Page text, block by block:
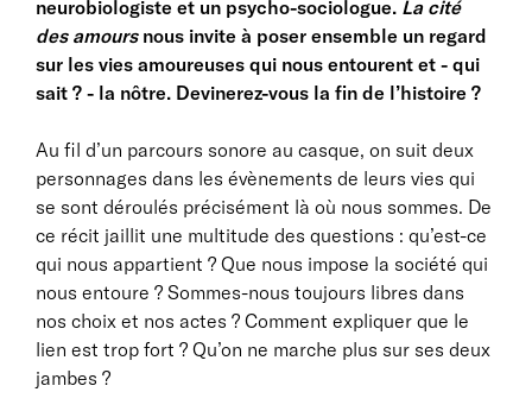
neurobiologiste et un psycho-sociologue. La cité
des amoursnous invite à poser ensemble un regard
sur les vies amoureuses qui nous entourent et - qui
sait ? - la nôtre. Devinerez-vous la fin de l’histoire ?
Au fil d’un parcours sonore au casque, on suit deux
personnages dans les évènements de leurs vies qui
se sont déroulés précisément là où nous sommes. De
ce récit jaillit une multitude des questions : qu’est-ce
qui nous appartient ? Que nous impose la société qui
nous entoure ? Sommes-nous toujours libres dans
nos choix et nos actes ? Comment expliquer que le
lien est trop fort ? Qu’on ne marche plus sur ses deux
jambes ?